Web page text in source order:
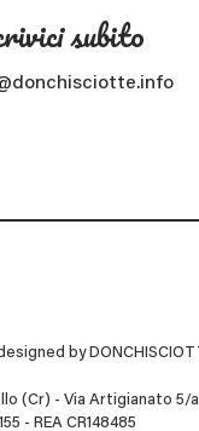
subito
by
(Cr) - Via Artigianato 5/a
- REA CR148485